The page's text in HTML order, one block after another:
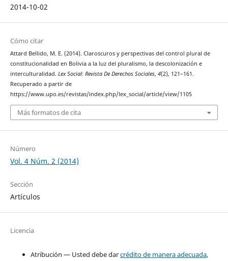
2014-10-02
Cómo citar
Attard Bellido, M. E. (2014). Claroscuros y perspectivas del control plural de
constitucionalidad en Bolivia a la luz del pluralismo, la descolonización e
interculturalidad. Lex Social: Revista De Derechos Sociales, 4(2), 121–161.
Recuperado a partir de
https://www.upo.es/revistas/index.php/lex_social/article/view/1105
Más formatos de cita
Número
Vol. 4 Núm. 2 (2014)
Sección
Artículos
Licencia
Atribución — Usted debe darcrédito de manera adecuada,